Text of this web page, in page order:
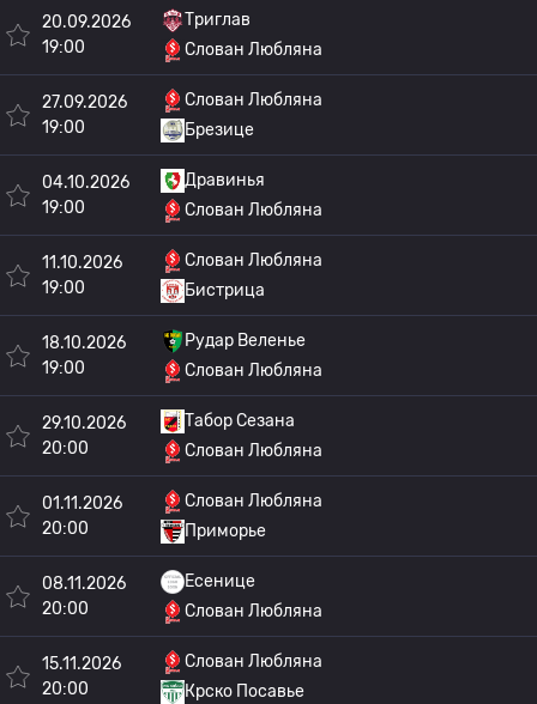
20.09.2026
19:00
Триглав
Слован Любляна
27.09.2026
19:00
Слован Любляна
Брезице
04.10.2026
19:00
Дравинья
Слован Любляна
11.10.2026
19:00
Слован Любляна
Бистрица
18.10.2026
19:00
Рудар Веленье
Слован Любляна
29.10.2026
20:00
Табор Сезана
Слован Любляна
01.11.2026
20:00
Слован Любляна
Приморье
08.11.2026
20:00
Есенице
Слован Любляна
15.11.2026
20:00
Слован Любляна
Крско Посавье